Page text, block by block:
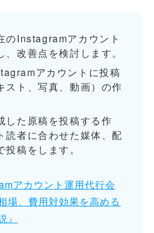
Instagramアカウント
改善点を検討します。
アカウントに投稿
スト、写真、動画）の作
た原稿を投稿する作
読者に合わせた媒体、配
稿をします。
アカウント運用代行会
場、費用対効果を高める
』